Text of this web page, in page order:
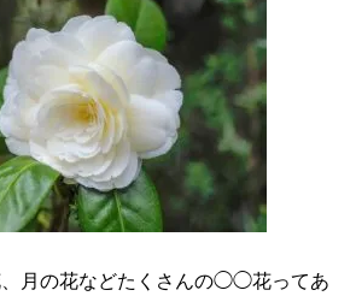
月の花などたくさんの◯◯花ってあ